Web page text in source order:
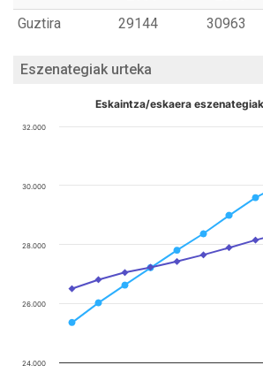
Guztira 29144 30963
Eszenategiak urteka
Eskaintza/eskaera
24.000
26.000
28.000
30.000
32.000